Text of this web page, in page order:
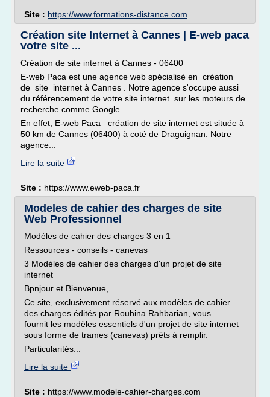
Site : https://www.formations-distance.com
Création site Internet à Cannes | E-web paca
votre site ...
Création de site internet à Cannes - 06400
E-web Paca est une agence web spécialisé en création
de site internet à Cannes . Notre agence s'occupe aussi
du référencement de votre site internet sur les moteurs de
recherche comme Google.
En effet, E-web Paca création de site internet est située à
50 km de Cannes (06400) à coté de Draguignan. Notre
agence...
Lire la suite
Site : https://www.eweb-paca.fr
Modeles de cahier des charges de site
Web Professionnel
Modèles de cahier des charges 3 en 1
Ressources - conseils - canevas
3 Modèles de cahier des charges d'un projet de site
internet
Bpnjour et Bienvenue,
Ce site, exclusivement réservé aux modèles de cahier
des charges édités par Rouhina Rahbarian, vous
fournit les modèles essentiels d'un projet de site internet
sous forme de trames (canevas) prêts à remplir.
Particularités...
Lire la suite
Site : https://www.modele-cahier-charges.com